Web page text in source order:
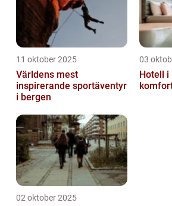
11 oktober 2025
Världens mest
inspirerande sportäventyr
i bergen
03
Hotell i
02 oktober 2025